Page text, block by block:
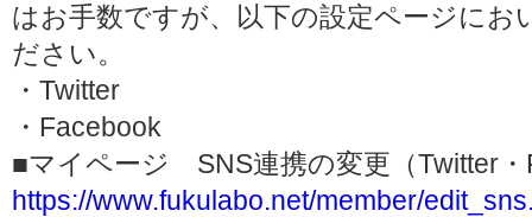
はお手数ですが、以下の設定ページにお
ださい。
・Twitter
・Facebook
■マイページ SNS連携の変更（Twitter・
https://www.fukulabo.net/member/